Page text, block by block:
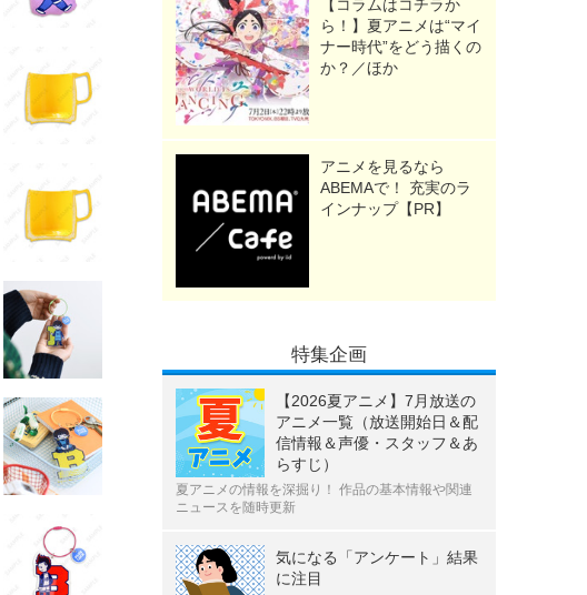
【コラムはコチラか
ら！】夏アニメは“マイ
ナー時代”をどう描くの
か？／ほか
アニメを見るなら
ABEMAで！ 充実のラ
インナップ【PR】
特集企画
【2026夏アニメ】7月放送の
アニメ一覧（放送開始日＆配
信情報＆声優・スタッフ＆あ
らすじ）
夏アニメの情報を深掘り！ 作品の基本情報や関連
ニュースを随時更新
気になる「アンケート」結果
に注目